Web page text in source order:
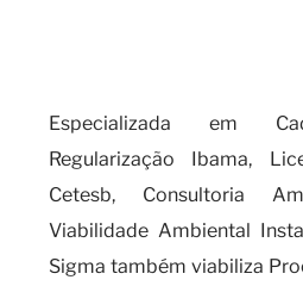
Especializada em
Regularização Ibama,
Cetesb, Consultoria
Viabilidade Ambiental
Sigma também viabiliza